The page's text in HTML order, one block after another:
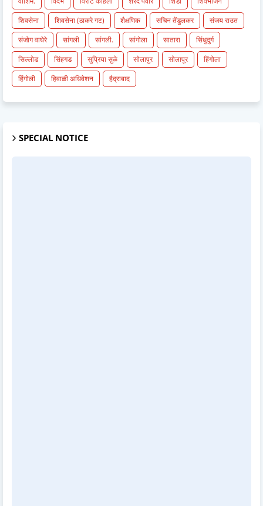
शिवसेना
शिवसेना (ठाकरे गट) शैक्षणिक सचिन तेंडुलकर
संजय राउत
संजोग वाघेरे
सांगली सांगली. सांगोला सातारा
सिंधुदुर्ग
सिल्लोड
सिंहगड सुप्रिया सुळे सोलापुर सोलापूर
हिंगोला
हिंगोली
हिवाळी अधिवेशन हैद्राबाद
SPECIAL NOTICE